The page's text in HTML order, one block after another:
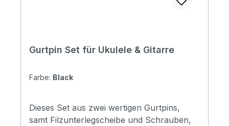
Gurtpin Set für Ukulele & Gitarre
Farbe: Black
Dieses Set aus zwei wertigen Gurtpins,
samt Filzunterlegscheibe und Schrauben,